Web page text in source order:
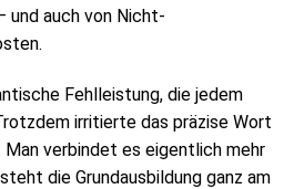
und auch von Nicht-
Fehlleistung, die jedem
irritierte das präzise Wort
Man verbindet es eigentlich mehr
die Grundausbildung ganz am